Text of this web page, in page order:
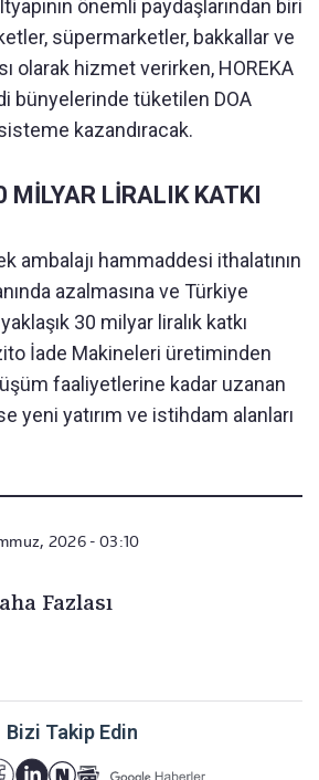
önemli paydaşlarından biri
süpermarketler, bakkallar ve
olarak hizmet verirken, HOREKA
bünyelerinde tüketilen DOA
kazandıracak.
MİLYAR LİRALIK KATKI
ambalajı hammaddesi ithalatının
azalmasına ve Türkiye
30 milyar liralık katkı
İade Makineleri üretiminden
faaliyetlerine kadar uzanan
yeni yatırım ve istihdam alanları
2026 - 03:10
Fazlası
Bizi Takip Edin